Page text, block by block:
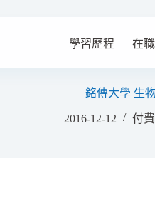
學習歷程 在
銘傳大學 生
2016-12-12 付